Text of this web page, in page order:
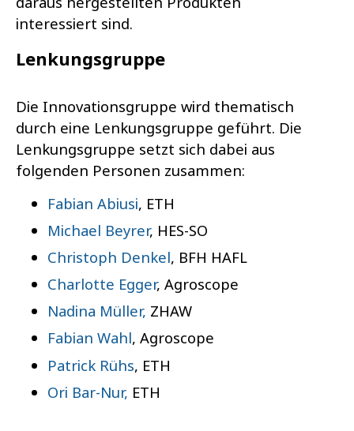
interessiert sind.
Lenkungsgruppe
Die Innovationsgruppe wird thematisch
durch eine Lenkungsgruppe geführt. Die
Lenkungsgruppe setzt sich dabei aus
folgenden Personen zusammen:
Fabian Abiusi, ETH
Michael Beyrer, HES-SO
Christoph Denkel, BFH HAFL
Charlotte Egger, Agroscope
Nadina Müller, ZHAW
Fabian Wahl, Agroscope
Patrick Rühs, ETH
Ori Bar-Nur, ETH